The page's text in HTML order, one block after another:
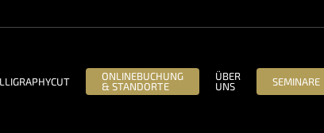
ONLINEBUCHUNG
& STANDORTE
ÜBER
UNS
SEMINARE